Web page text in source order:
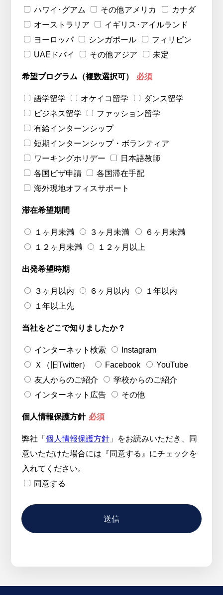
ハワイ･グアム
その他アメリカ
カナダ
オーストラリア
イギリス･アイルランド
ヨーロッパ
シンガポール
フィリピン
UAEドバイ
その他アジア 未定
希望プログラム（複数選択可） 必須
語学留学 オケイコ留学
ダンス留学
ビジネス留学
ファッション留学
有給インターンシップ
短期インターンシップ・ボランティア
ワーキングホリデー
日本語教師
各国ビザ申請
各国滞在手配
海外現地オフィスサポート
滞在希望期間
１ヶ月未満 ３ヶ月未満
６ヶ月未満
１２ヶ月未満
１２ヶ月以上
出発希望時期
３ヶ月以内 ６ヶ月以内
１年以内
１年以上先
当社をどこで知りましたか？
インターネット検索
Instagram
Ｘ（旧Twitter）
Facebook
YouTube
友人からのご紹介
学校からのご紹介
インターネット広告
その他
個人情報保護方針 必須
弊社「 個人情報保護方針」をお読みいただき、同
意いただけた場合には『同意する』にチェックを
入れてください。
同意する